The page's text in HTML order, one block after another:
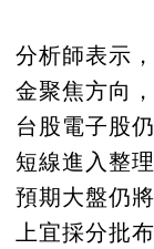
分析師表示
金聚焦方向
台股電子股
短線進入整
預期大盤仍
上宜採分批